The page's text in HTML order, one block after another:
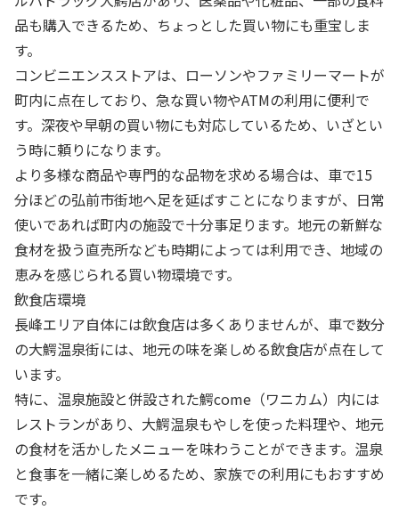
品も購入できるため、ちょっとした買い物にも重宝しま
す。
コンビニエンスストアは、ローソンやファミリーマートが
町内に点在しており、急な買い物やATMの利用に便利で
す。深夜や早朝の買い物にも対応しているため、いざとい
う時に頼りになります。
より多様な商品や専門的な品物を求める場合は、車で15
分ほどの弘前市街地へ足を延ばすことになりますが、日常
使いであれば町内の施設で十分事足ります。地元の新鮮な
食材を扱う直売所なども時期によっては利用でき、地域の
恵みを感じられる買い物環境です。
飲食店環境
長峰エリア自体には飲食店は多くありませんが、車で数分
の大鰐温泉街には、地元の味を楽しめる飲食店が点在して
います。
特に、温泉施設と併設された鰐come（ワニカム）内には
レストランがあり、大鰐温泉もやしを使った料理や、地元
の食材を活かしたメニューを味わうことができます。温泉
と食事を一緒に楽しめるため、家族での利用にもおすすめ
です。